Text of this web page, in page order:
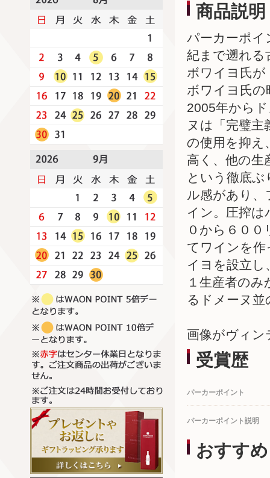
商品説明
パーカーポイ
紀まで遡れる
ボワイヨ氏
ボワイヨ氏の
2005年から
ヌは「完璧
の使用を抑え
高く、他の生
という徹底
ル感があり
イン。圧搾は
０から６０
てワインを作
イヨを設立
１生産者の
るドメーヌ
画像がヴィン
受賞歴
パーカーポイント
パーカーポイント説明
おすすめ